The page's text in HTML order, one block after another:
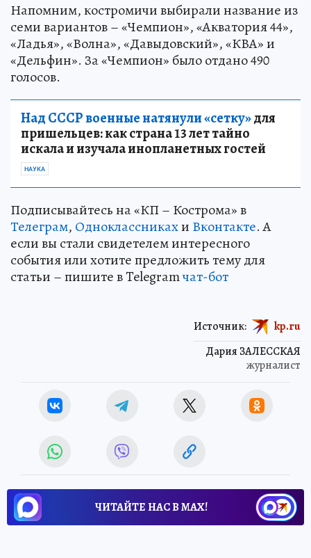
Напомним, костромичи выбирали название из
семи вариантов – «Чемпион», «Акватория 44»,
«Ладья», «Волна», «Давыдовский», «КВА» и
«Дельфин». За «Чемпион» было отдано 490
голосов.
Над СССР военные натянули «сетку»для
пришельцев: как страна 13 лет тайно
искала и изучала инопланетных гостей
НАУКА
Подписывайтесь на «КП – Кострома» в
Телеграм, Одноклассникахи Вконтакте. А
если вы стали свидетелем интересного
события или хотите предложить тему для
статьи – пишите в Telegramчат-бот
Дария ЗАЛЕССКАЯ
журналист
Источник: kp.ru
ЧИТАЙТЕ НАС В МАХ!